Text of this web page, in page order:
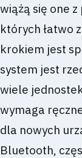
wiążą się one
których łatwo
krokiem jest
system jest
wiele
wymaga
dla nowych
Bluetooth,